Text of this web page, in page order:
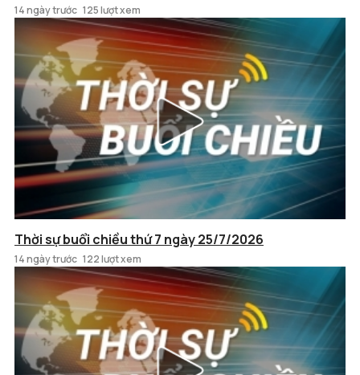
14 ngày trước 125 lượt xem
Thời sự buổi chiều thứ 7 ngày 25/7/2026
14 ngày trước 122 lượt xem